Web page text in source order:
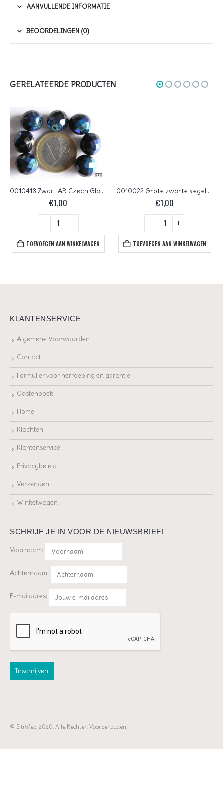
AANVULLENDE INFORMATIE
BEOORDELINGEN (0)
GERELATEERDE PRODUCTEN
0010418 Zwart AB Czech Glass Facet Firepolish 12mm 6 stuks
€1,00
TOEVOEGEN AAN WINKELWAGEN
0010022 Grote zwarte kegelvorm
€1,00
TOEVOEGEN AAN WINKELWAGEN
KLANTENSERVICE
Algemene Voorwaarden
Contact
Formulier voor herroeping en garantie
Gastenboek
Home
Klachten
Klantenservice
Privacybeleid
Verzenden
Winkelwagen
SCHRIJF JE IN VOOR DE NIEUWSBRIEF!
Voornaam:
Achternaam:
E-mailadres:
© SitiWeb, 2020. Alle Rechten Voorbehouden.